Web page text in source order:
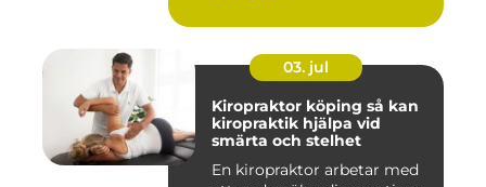
03. jul
Kiropraktor köping så kan
kiropraktik hjälpa vid
smärta och stelhet
En kiropraktor arbetar med